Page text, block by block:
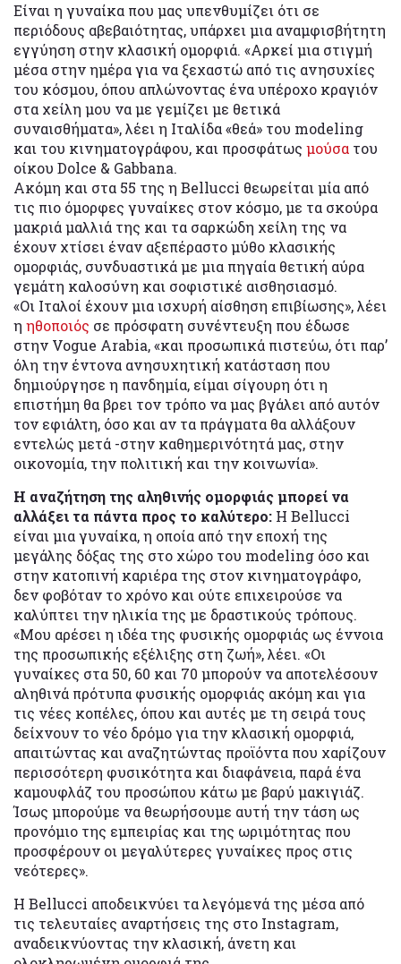
Είναι η γυναίκα που μας υπενθυμίζει ότι σε
περιόδους αβεβαιότητας, υπάρχει μια αναμφισβήτητη
εγγύηση στην κλασική ομορφιά. «Αρκεί μια στιγμή
μέσα στην ημέρα για να ξεχαστώ από τις ανησυχίες
του κόσμου, όπου απλώνοντας ένα υπέροχο κραγιόν
στα χείλη μου να με γεμίζει με θετικά
συναισθήματα», λέει η Ιταλίδα «θεά» του modeling
και του κινηματογράφου, και προσφάτως μούσα του
οίκου Dolce & Gabbana.
Ακόμη και στα 55 της η Bellucci θεωρείται μία από
τις πιο όμορφες γυναίκες στον κόσμο, με τα σκούρα
μακριά μαλλιά της και τα σαρκώδη χείλη της να
έχουν χτίσει έναν αξεπέραστο μύθο κλασικής
ομορφιάς, συνδυαστικά με μια πηγαία θετική αύρα
γεμάτη καλοσύνη και σοφιστικέ αισθησιασμό.
«Οι Ιταλοί έχουν μια ισχυρή αίσθηση επιβίωσης», λέει
η ηθοποιός σε πρόσφατη συνέντευξη που έδωσε
στην Vogue Arabia, «και προσωπικά πιστεύω, ότι παρ’
όλη την έντονα ανησυχητική κατάσταση που
δημιούργησε η πανδημία, είμαι σίγουρη ότι η
επιστήμη θα βρει τον τρόπο να μας βγάλει από αυτόν
τον εφιάλτη, όσο και αν τα πράγματα θα αλλάξουν
εντελώς μετά -στην καθημερινότητά μας, στην
οικονομία, την πολιτική και την κοινωνία».
Η αναζήτηση της αληθινής ομορφιάς μπορεί να
αλλάξει τα πάντα προς το καλύτερο: Η Bellucci
είναι μια γυναίκα, η οποία από την εποχή της
μεγάλης δόξας της στο χώρο του modeling όσο και
στην κατοπινή καριέρα της στον κινηματογράφο,
δεν φοβόταν το χρόνο και ούτε επιχειρούσε να
καλύπτει την ηλικία της με δραστικούς τρόπους.
«Μου αρέσει η ιδέα της φυσικής ομορφιάς ως έννοια
της προσωπικής εξέλιξης στη ζωή», λέει. «Οι
γυναίκες στα 50, 60 και 70 μπορούν να αποτελέσουν
αληθινά πρότυπα φυσικής ομορφιάς ακόμη και για
τις νέες κοπέλες, όπου και αυτές με τη σειρά τους
δείχνουν το νέο δρόμο για την κλασική ομορφιά,
απαιτώντας και αναζητώντας προϊόντα που χαρίζουν
περισσότερη φυσικότητα και διαφάνεια, παρά ένα
καμουφλάζ του προσώπου κάτω με βαρύ μακιγιάζ.
Ίσως μπορούμε να θεωρήσουμε αυτή την τάση ως
προνόμιο της εμπειρίας και της ωριμότητας που
προσφέρουν οι μεγαλύτερες γυναίκες προς στις
νεότερες».
Η Bellucci αποδεικνύει τα λεγόμενά της μέσα από
τις τελευταίες αναρτήσεις της στο Instagram,
αναδεικνύοντας την κλασική, άνετη και